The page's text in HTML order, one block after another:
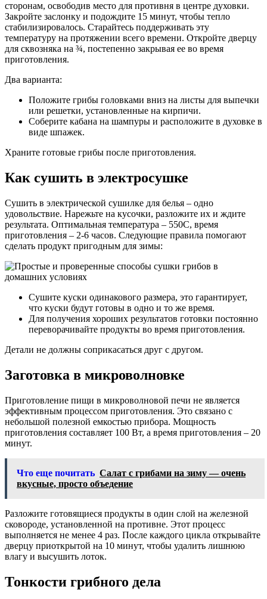
сторонам, освободив место для противня в центре духовки.
Закройте заслонку и подождите 15 минут, чтобы тепло
стабилизировалось. Старайтесь поддерживать эту
температуру на протяжении всего времени. Откройте дверцу
для сквозняка на ¾, постепенно закрывая ее во время
приготовления.
Два варианта:
Положите грибы головками вниз на листы для выпечки
или решетки, установленные на кирпичи.
Соберите кабана на шампуры и расположите в духовке в
виде шпажек.
Храните готовые грибы после приготовления.
Как сушить в электросушке
Сушить в электрической сушилке для белья – одно
удовольствие. Нарежьте на кусочки, разложите их и ждите
результата. Оптимальная температура – 550C, время
приготовления – 2-6 часов. Следующие правила помогают
сделать продукт пригодным для зимы:
Сушите куски одинакового размера, это гарантирует,
что куски будут готовы в одно и то же время.
Для получения хороших результатов готовки постоянно
переворачивайте продукты во время приготовления.
Детали не должны соприкасаться друг с другом.
Заготовка в микроволновке
Приготовление пищи в микроволновой печи не является
эффективным процессом приготовления. Это связано с
небольшой полезной емкостью прибора. Мощность
приготовления составляет 100 Вт, а время приготовления – 20
минут.
Что еще почитать Салат с грибами на зиму — очень
вкусные, просто объедение
Разложите готовящиеся продукты в один слой на железной
сковороде, установленной на противне. Этот процесс
выполняется не менее 4 раз. После каждого цикла открывайте
дверцу приоткрытой на 10 минут, чтобы удалить лишнюю
влагу и высушить лоток.
Тонкости грибного дела